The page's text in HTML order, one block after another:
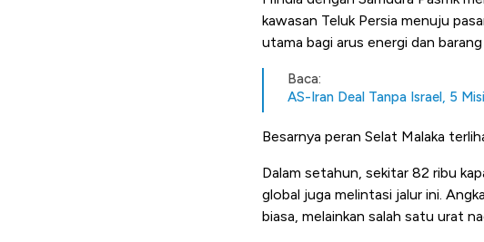
kawasan Teluk Persia menuju
utama bagi arus energi dan
Baca:
AS-Iran Deal Tanpa Israel, 5
Besarnya peran Selat Malaka
Dalam setahun, sekitar 82 ribu
global juga melintasi jalur ini.
biasa, melainkan salah satu urat